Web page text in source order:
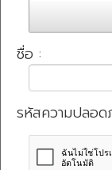
ชื่อ :
รหัสความปลอ